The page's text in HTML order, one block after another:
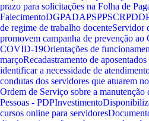
prazo para solicitações na Folha de
FalecimentoDGPADAPSPPSCRP
de regime de trabalho docenteServidor
promovem campanha de prevenção ao
COVID-19Orientações de
marçoRecadastramento de
identificar a necessidade de
condutas dos servidores que atuarem
Ordem de Serviço sobre a
Pessoas - PDPInvestimento
cursos online para servidores